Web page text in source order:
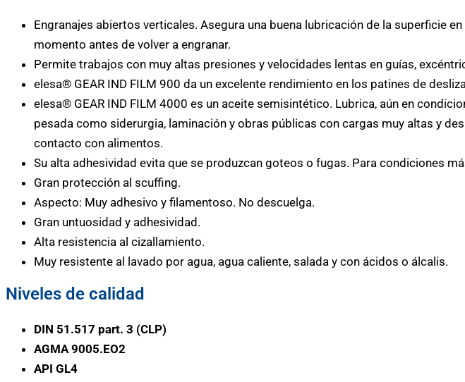
Engranajes abiertos verticales. Asegura una buena lubricación de la superficie
momento antes de volver a engranar.
Permite trabajos con muy altas presiones y velocidades lentas en guías,
elesa® GEAR IND FILM 900 da un excelente rendimiento en los patines de
elesa® GEAR IND FILM 4000 es un aceite semisintético. Lubrica, aún en
pesada como siderurgia, laminación y obras públicas con cargas muy altas y
contacto con alimentos.
Su alta adhesividad evita que se produzcan goteos o fugas. Para condiciones
Gran protección al scuffing.
Aspecto: Muy adhesivo y filamentoso. No descuelga.
Gran untuosidad y adhesividad.
Alta resistencia al cizallamiento.
Muy resistente al lavado por agua, agua caliente, salada y con ácidos o álcalis.
Niveles de calidad
DIN 51.517 part. 3 (CLP)
AGMA 9005.EO2
API GL4